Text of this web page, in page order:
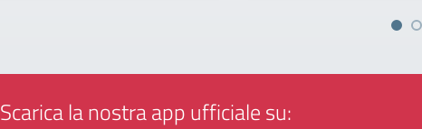
Scarica la nostra app ufficiale su: